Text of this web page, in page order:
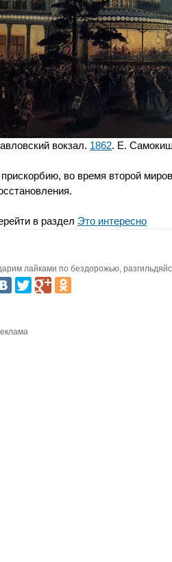
вокзал. 1862. Е.
во время второй
в раздел Это интересно
лайками по бездорожью,